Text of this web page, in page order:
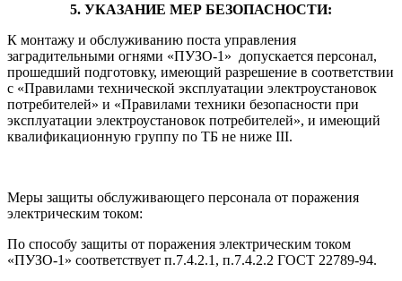
5. УКАЗАНИЕ МЕР БЕЗОПАСНОСТИ:
К монтажу и обслуживанию поста управления
заградительными огнями «ПУЗО-1» допускается персонал,
прошедший подготовку, имеющий разрешение в соответствии
с «Правилами технической эксплуатации электроустановок
потребителей» и «Правилами техники безопасности при
эксплуатации электроустановок потребителей», и имеющий
квалификационную группу по ТБ не ниже III.
Меры защиты обслуживающего персонала от поражения
электрическим током:
По способу защиты от поражения электрическим током
«ПУЗО-1» соответствует п.7.4.2.1, п.7.4.2.2 ГОСТ 22789-94.